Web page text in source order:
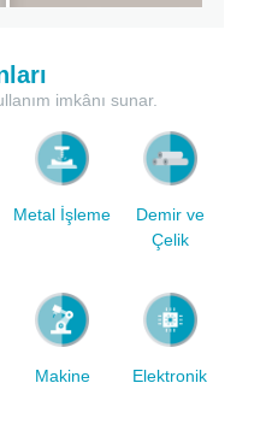
imkânı sunar.
Metal İşleme
Demir ve
Çelik
Makine Elektronik